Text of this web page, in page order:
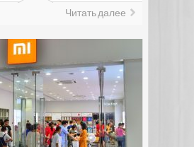
Читать далее